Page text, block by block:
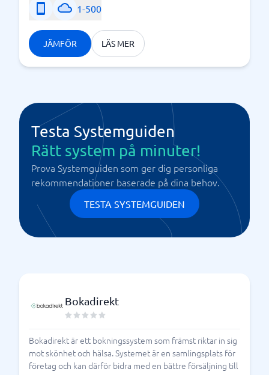
1-500
JÄMFÖR LÄS MER
Testa Systemguiden
Rätt system på minuter!
Prova Systemguiden som ger dig personliga
rekommendationer baserade på dina behov.
TESTA SYSTEMGUIDEN
Bokadirekt
Bokadirekt är ett bokningssystem som främst riktar in sig
mot skönhet och hälsa. Systemet är en samlingsplats för
företag och kan därför bidra med en bättre försäljning till